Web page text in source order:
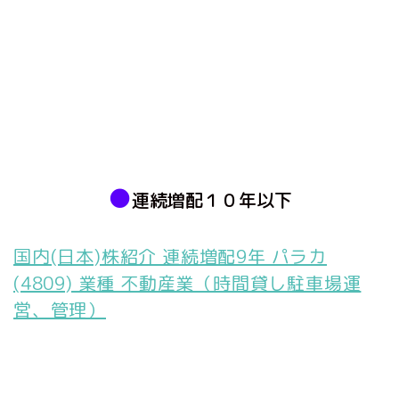
●連続増配１０年以下
国内(日本)株紹介 連続増配9年 パラカ
(4809) 業種 不動産業（時間貸し駐車場運
営、管理）